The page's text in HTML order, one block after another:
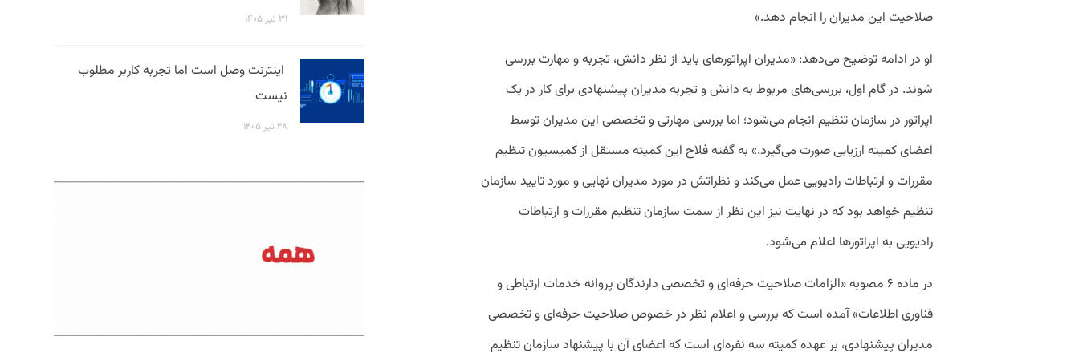
صلاحیت این مدیرانرا انجام دهد.»
او در ادامه توضیح میدهد: «مدیران اپراتورهای باید از نظر دانش، تجربهو مهارت بررسی
شوند. درگام اول، بررسیهای مربوط به دانشو تجربه مدیران پیشنهادی برایکار دریک
اپراتور در سازمانتنظیم انجام میشود؛ اما بررسی مهارتیو تخصصی این مدیران توسط
اعضایکمیته ارزیابیصورت میگیرد.» بهگفتهفلاح اینکمیته مستقل ازکمیسیونتنظیم
مقرراتو ارتباطاترادیوییعمل میکندو نظراتش در مورد مدیران نهاییو موردتایید سازمان
تنظیم خواهد بودکه در نهایت نیز این نظر از سمت سازمانتنظیم مقررات و ارتباطات
رادیویی به اپراتورها اعلام میشود.
در ماده ۶ مصوبه«الزامات صلاحیت حرفهای و تخصصی دارندگان پروانه خدمات ارتباطی و
فناوری اطلاعات»آمده استکه بررسیو اعلام نظر در خصوصصلاحیت حرفهایو تخصصی
مدیران پیشنهادی، برعهدهکمیته سه نفرهای استکه اعضایآن با پیشنهاد سازمانتنظیم
۳۱ تیر ۱۴۰۵
اینترنت وصل است اما تجربه کاربر مطلوب
نیست
۲۸ تیر ۱۴۰۵